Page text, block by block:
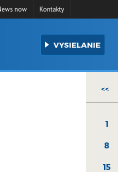
now Kontakty
VYSIELANIE
<<
1
8
15